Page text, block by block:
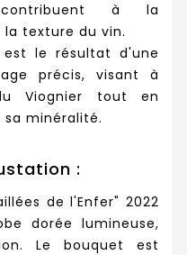
à la
texture du vin.
est le résultat d'une
précis, visant à
Viognier tout en
minéralité.
:
de l'Enfer" 2022
dorée lumineuse,
Le bouquet est